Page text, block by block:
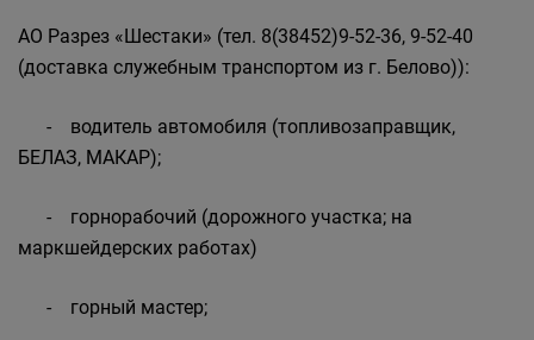
АО Разрез «Шестаки» (тел. 8(38452)9-52-36, 9-52-40
(доставка служебным транспортом из г. Белово)):
- водитель автомобиля (топливозаправщик,
БЕЛАЗ, МАКАР);
- горнорабочий (дорожного участка; на
маркшейдерских работах)
- горный мастер;